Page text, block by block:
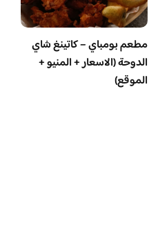
مطعم بومباي – كاتينغ شاي
الدوحة (الاسعار + المنيو +
الموقع)